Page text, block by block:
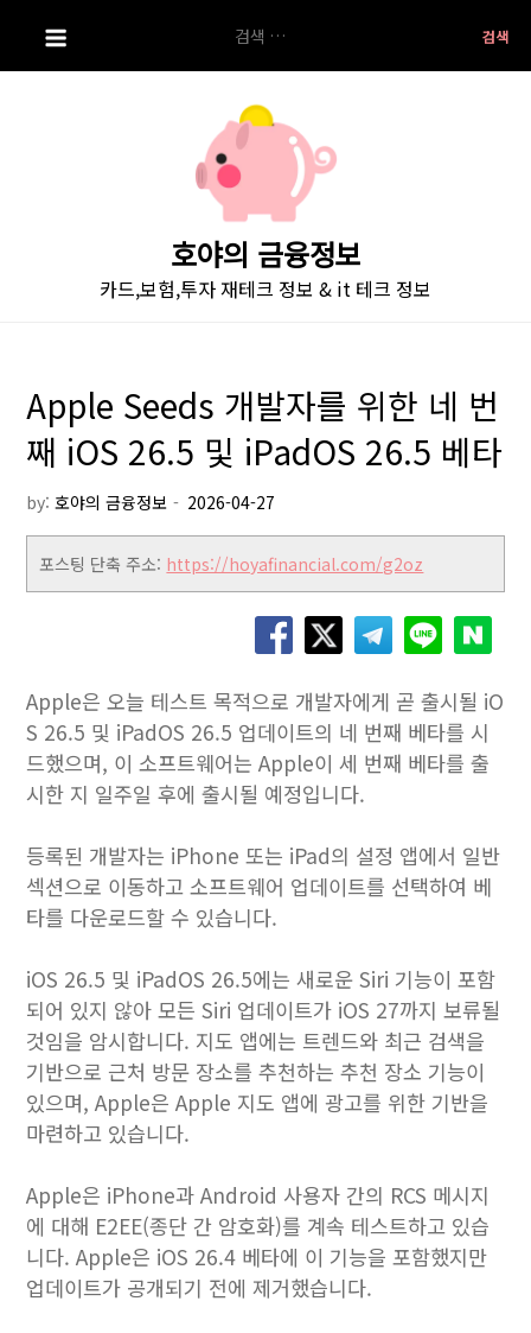
i
색:
호야의 금융정보
카드,보험,투자 재테크 정보 & it 테크 정보
Apple Seeds 개발자를 위한 네 번
째 iOS 26.5 및 iPadOS 26.5 베타
by:호야의 금융정보
포스팅 단축 주소: https://hoyafinancial.com/g2oz
Apple은 오늘 테스트 목적으로 개발자에게 곧 출시될 iO
S 26.5 및 iPadOS 26.5 업데이트의 네 번째 베타를 시
드했으며, 이 소프트웨어는 Apple이 세 번째 베타를 출
시한 지 일주일 후에 출시될 예정입니다.
등록된 개발자는 iPhone 또는 iPad의 설정 앱에서 일반
섹션으로 이동하고 소프트웨어 업데이트를 선택하여 베
타를 다운로드할 수 있습니다.
iOS 26.5 및 iPadOS 26.5에는 새로운 Siri 기능이 포함
되어 있지 않아 모든 Siri 업데이트가 iOS 27까지 보류될
것임을 암시합니다. 지도 앱에는 트렌드와 최근 검색을
기반으로 근처 방문 장소를 추천하는 추천 장소 기능이
있으며, Apple은 Apple 지도 앱에 광고를 위한 기반을
마련하고 있습니다.
Apple은 iPhone과 Android 사용자 간의 RCS 메시지
에 대해 E2EE(종단 간 암호화)를 계속 테스트하고 있습
니다. Apple은 iOS 26.4 베타에 이 기능을 포함했지만
업데이트가 공개되기 전에 제거했습니다.